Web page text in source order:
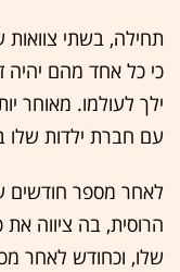
תחילה, בשתי צוואות
כי כל אחד מהם
ילך לעולמו. מאוחר
עם חברת ילדות שלו
לאחר מספר חודשים
הרוסית, בה ציווה
שלו, וכחודש לאחר